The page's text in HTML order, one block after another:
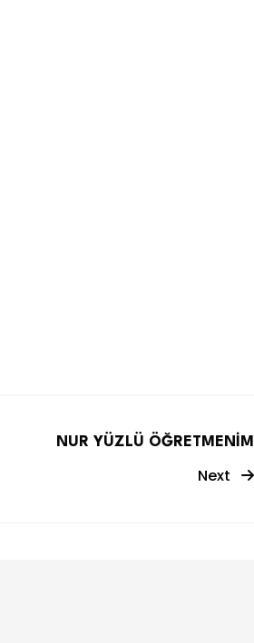
NUR YÜZLÜ ÖĞRETMENİM
Next